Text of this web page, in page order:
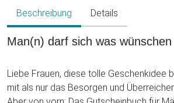
Beschreibung Details
Man(n) darf sich was wünschen
Liebe Frauen, diese tolle Geschenkidee
mit als nur das Besorgen und